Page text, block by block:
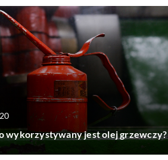
wykorzystywany jest olej grzewczy?